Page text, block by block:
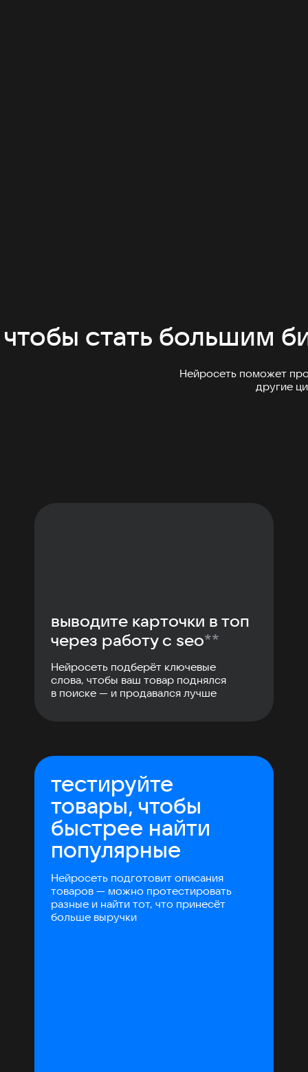
чтобы стать большим
Нейросеть поможет
другие
тестируйте
товары, чтобы
быстрее найти
популярные
Нейросеть подготовит описания
товаров — можно протестировать
разные и найти тот, что принесёт
больше выручки
выводите карточки в топ
через работу с seo**
Нейросеть подберёт ключевые
слова, чтобы ваш товар поднялся
в поиске — и продавался лучше